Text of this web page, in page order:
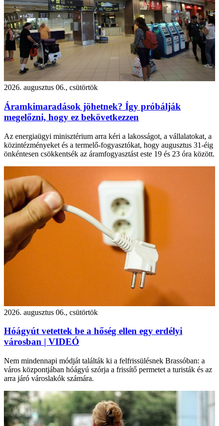
2026. augusztus 06., csütörtök
Áramkimaradások jöhetnek? Így próbálják
megelőzni, hogy ez bekövetkezzen
Az energiaügyi minisztérium arra kéri a lakosságot, a vállalatokat, a
közintézményeket és a termelő-fogyasztókat, hogy augusztus 31-éig
önkéntesen csökkentsék az áramfogyasztást este 19 és 23 óra között.
2026. augusztus 06., csütörtök
Hóágyút vetettek be a hőség ellen egy erdélyi
városban | VIDEÓ
Nem mindennapi módját találták ki a felfrissülésnek Brassóban: a
város központjában hóágyú szórja a frissítő permetet a turisták és az
arra járó városlakók számára.